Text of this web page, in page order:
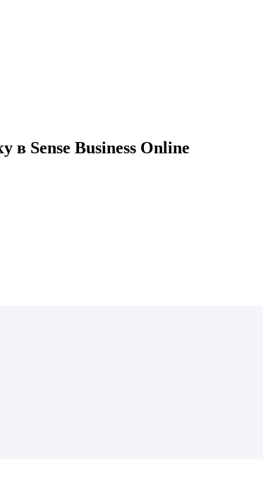
Sense Business Online